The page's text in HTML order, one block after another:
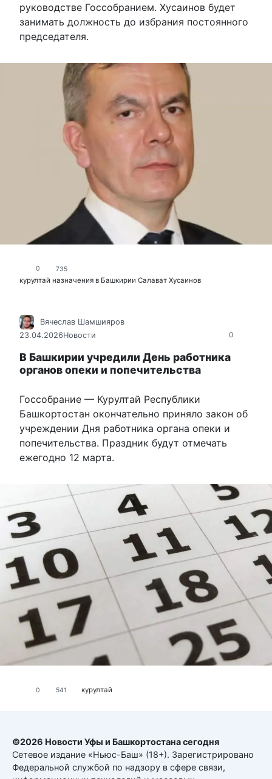
руководстве Госсобранием. Хусаинов будет
занимать должность до избрания постоянного
председателя.
0 735
курултай назначения в Башкирии Салават Хусаинов
0
Вячеслав Шамшияров
23.04.2026Новости
В Башкирии учредили День работника
органов опеки и попечительства
Госсобрание — Курултай Республики
Башкортостан окончательно приняло закон об
учреждении Дня работника органа опеки и
попечительства. Праздник будут отмечать
ежегодно 12 марта.
0 541 курултай
©2026 Новости Уфы и Башкортостана сегодня
Сетевое издание «Ньюс-Баш» (18+). Зарегистрировано
Федеральной службой по надзору в сфере связи,